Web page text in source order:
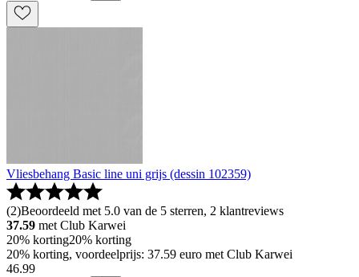
Vliesbehang Basic line uni grijs (dessin 102359)
(2)Beoordeeld met 5.0 van de 5 sterren, 2 klantreviews
37.59 met Club Karwei
20% korting20% korting
20% korting, voordeelprijs: 37.59 euro met Club Karwei
46.99